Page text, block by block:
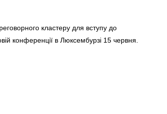
кластеру для вступу до
конференції в Люксембурзі 15 червня.